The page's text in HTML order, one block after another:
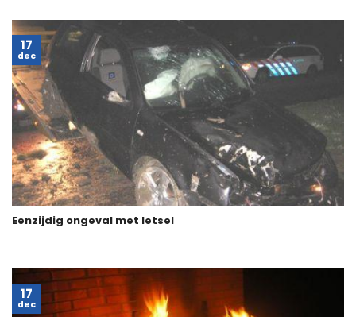
Eenzijdig ongeval met letsel
17
dec
17
dec